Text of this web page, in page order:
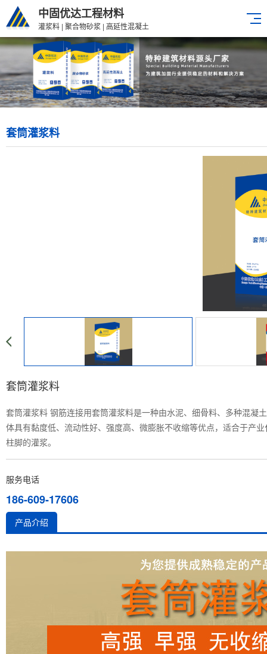
中固优达工程材料
灌浆料 | 聚合物砂浆 | 高延性混凝土
套筒灌浆料
套筒灌浆料
套筒灌浆料 钢筋连接用套筒灌浆料是一种由水泥、细骨料、多种混凝
体具有黏度低、流动性好、强度高、微膨胀不收缩等优点，适合于产
柱脚的灌浆。
服务电话
186-609-17606
产品介绍